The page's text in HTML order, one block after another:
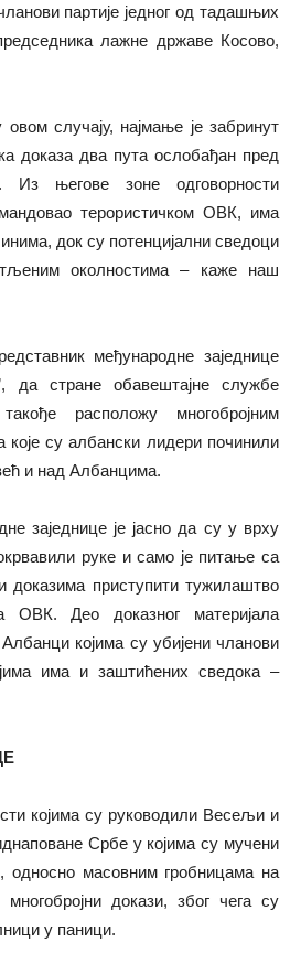
партије једног од тадашњих
лажне државе Косово,
случају, најмање је забринут
доказа два пута ослобађан пред
Из његове зоне одговорности
терористичком ОВК, има
док су потенцијални сведоци
околностима – каже наш
међународне заједнице
да стране обавештајне службе
расположу многобројним
су албански лидери починили
и над Албанцима.
заједнице је јасно да су у врху
руке и само је питање са
доказима приступити тужилаштво
ОВК. Део доказног материјала
којима су убијени чланови
има и заштићених сведока –
којима су руководили Весељи и
Србе у којима су мучени
односно масовним гробницама на
многобројни докази, због чега су
у паници.